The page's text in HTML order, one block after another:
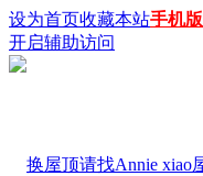
设为首页收藏本站手机版
开启辅助访问